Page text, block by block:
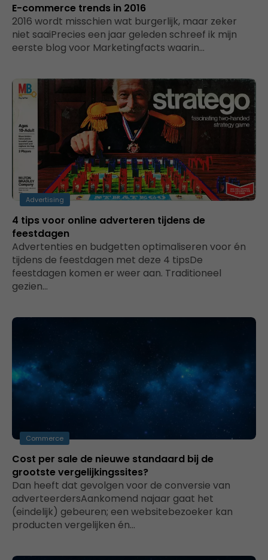
E-commerce trends in 2016
2016 wordt misschien wat burgerlijk, maar zeker
niet saaiPrecies een jaar geleden schreef ik mijn
eerste blog voor Marketingfacts waarin…
Advertising
4 tips voor online adverteren tijdens de
feestdagen
Advertenties en budgetten optimaliseren voor én
tijdens de feestdagen met deze 4 tipsDe
feestdagen komen er weer aan. Traditioneel
gezien…
Commerce
Cost per sale de nieuwe standaard bij de
grootste vergelijkingssites?
Dan heeft dat gevolgen voor de conversie van
adverteerdersAankomend najaar gaat het
(eindelijk) gebeuren; een websitebezoeker kan
producten vergelijken én…